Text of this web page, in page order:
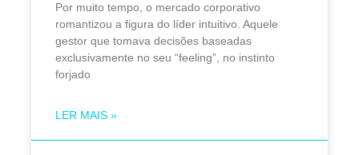
Por muito tempo, o mercado corporativo
romantizou a figura do líder intuitivo. Aquele
gestor que tomava decisões baseadas
exclusivamente no seu “feeling”, no instinto
forjado
LER MAIS »